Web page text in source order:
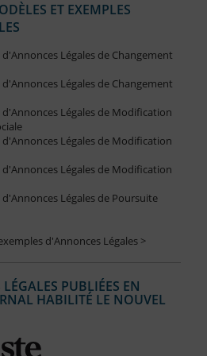
ET EXEMPLES
Légales de Changement
Légales de Changement
Légales de Modification
Légales de Modification
Légales de Modification
Légales de Poursuite
d'Annonces Légales >
PUBLIÉES EN
HABILITÉ LE NOUVEL